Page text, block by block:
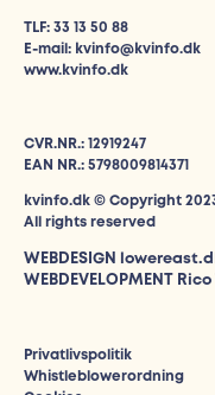
TLF: 33 13 50 88
E-mail: kvinfo@kvinfo.dk
www.kvinfo.dk
CVR.NR.: 12919247
EAN NR.: 5798009814371
kvinfo.dk © Copyright
All rights reserved
WEBDESIGN
WEBDEVELOPMENT
Privatlivspolitik
Whistleblowerordning